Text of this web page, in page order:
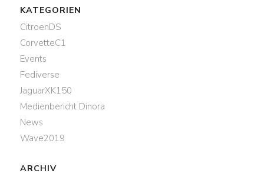
KATEGORIEN
CitroenDS
CorvetteC1
Events
Fediverse
JaguarXK150
Medienbericht Dinora
News
Wave2019
ARCHIV